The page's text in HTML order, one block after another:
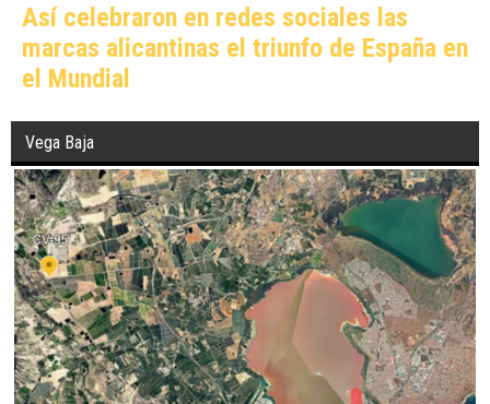
Así celebraron en redes sociales las
marcas alicantinas el triunfo de España en
el Mundial
Vega Baja